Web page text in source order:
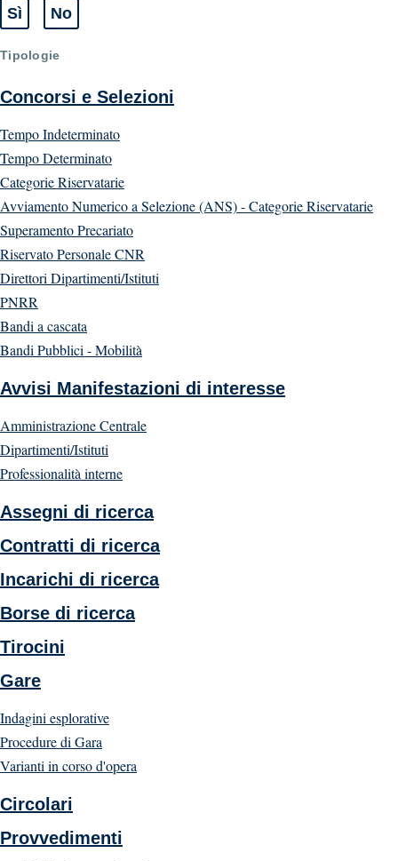
Sì
Tipologie
Concorsi e Selezioni
Tempo Indeterminato
Tempo Determinato
Categorie Riservatarie
Avviamento Numerico a Selezione (ANS) - Categorie Riservatarie
Superamento Precariato
Riservato Personale CNR
Direttori Dipartimenti/Istituti
PNRR
Bandi a cascata
Bandi Pubblici - Mobilità
Avvisi Manifestazioni di interesse
Amministrazione Centrale
Dipartimenti/Istituti
Professionalità interne
Assegni di ricerca
Contratti di ricerca
Incarichi di ricerca
Borse di ricerca
Tirocini
Gare
Indagini esplorative
Procedure di Gara
Varianti in corso d'opera
Circolari
Provvedimenti